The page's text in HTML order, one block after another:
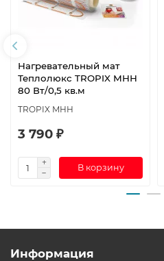
Нагревательный мат
Теплолюкс TROPIX МНН
80 Вт/0,5 кв.м
TROPIX МНН
3 790 ₽
В корзину
Информация